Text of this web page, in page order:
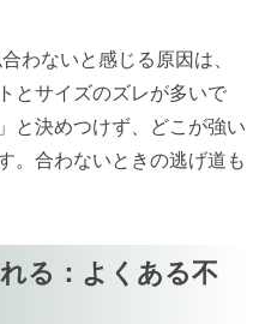
わないと感じる原因は、
とサイズのズレが多いで
と決めつけず、どこが強い
。合わないときの逃げ道も
る：よくある不